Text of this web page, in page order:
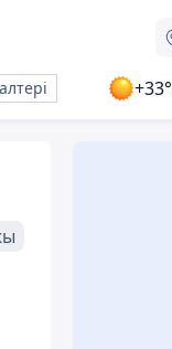
+33°